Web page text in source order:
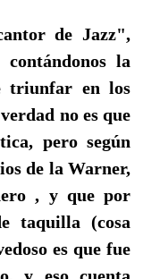
de Jazz",
la
triunfar en los
no es que
pero según
de la Warner,
, y que por
taquilla (cosa
es que fue